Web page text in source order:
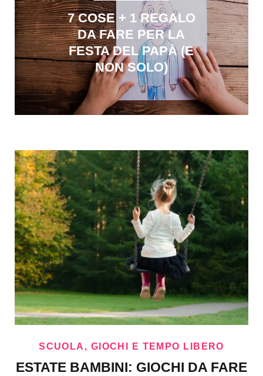
7 COSE + 1 REGALO
DA FARE PER LA
FESTA DEL PAPÀ (E
NON SOLO)
SCUOLA, GIOCHI E TEMPO LIBERO
ESTATE BAMBINI: GIOCHI DA FARE